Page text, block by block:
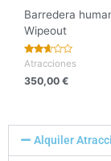
Barredera
Wipeout
Valora
2.56
Atracciones
350,00 €
Alquiler